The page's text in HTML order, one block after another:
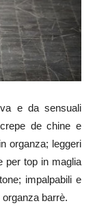
e da sensuali
de chine e
organza; leggeri
per top in maglia
impalpabili e
barrè.